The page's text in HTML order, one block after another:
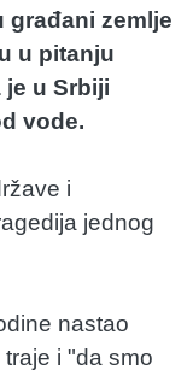
zemlje
u pitanju
je u Srbiji
vode.
i
jednog
nastao
i "da smo